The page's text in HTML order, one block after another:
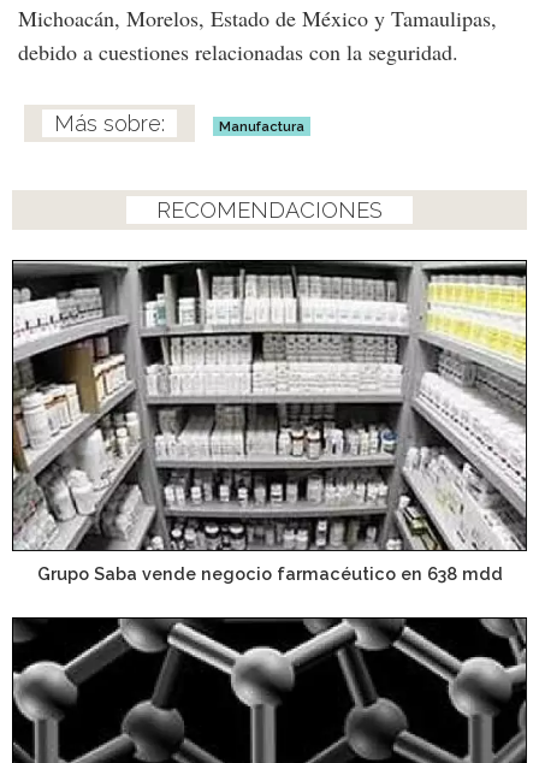
Michoacán, Morelos, Estado de México y Tamaulipas,
debido a cuestiones relacionadas con la seguridad.
Manufactura
RECOMENDACIONES
Grupo Saba vende negocio farmacéutico en 638 mdd